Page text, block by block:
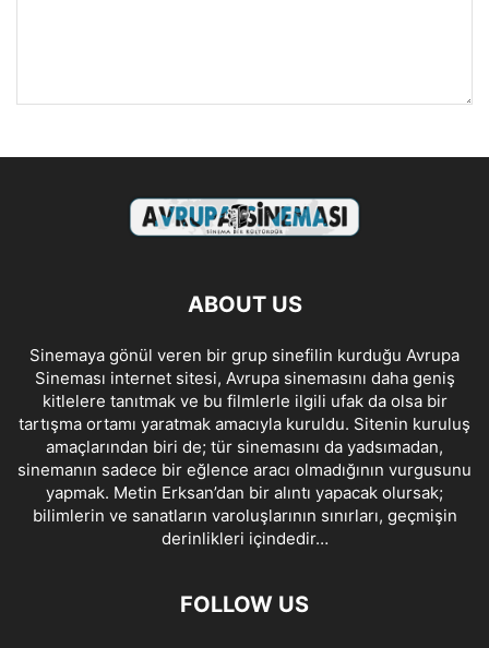
ABOUT US
Sinemaya gönül veren bir grup sinefilin kurduğu Avrupa
Sineması internet sitesi, Avrupa sinemasını daha geniş
kitlelere tanıtmak ve bu filmlerle ilgili ufak da olsa bir
tartışma ortamı yaratmak amacıyla kuruldu. Sitenin kuruluş
amaçlarından biri de; tür sinemasını da yadsımadan,
sinemanın sadece bir eğlence aracı olmadığının vurgusunu
yapmak. Metin Erksan’dan bir alıntı yapacak olursak;
bilimlerin ve sanatların varoluşlarının sınırları, geçmişin
derinlikleri içindedir…
FOLLOW US